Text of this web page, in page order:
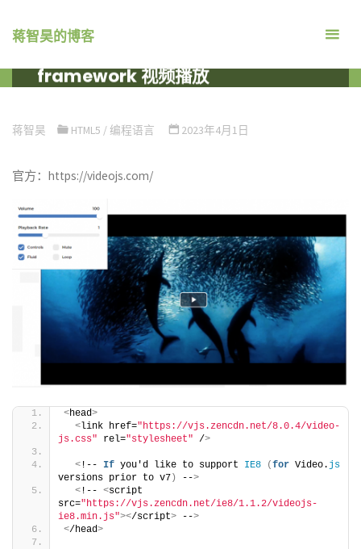
蒋智昊的博客
framework 视频播放
蒋智昊 HTML5 / 编程语言 2023年4月1日
官方：https://videojs.com/
<head>
<link href="https://vjs.zencdn.net/8.0.4/video-
js.css" rel="stylesheet" />
< !-- If you'd like to support IE8 (for Video. js
versions prior to v7 ) -->
< !-- <script
src="https://vjs.zencdn.net/ie8/1.1.2/videojs-
ie8.min.js"></script> -->
</head>